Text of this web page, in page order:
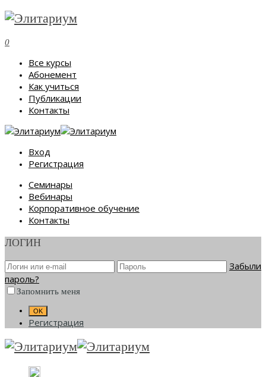
0
Все курсы
Абонемент
Как учиться
Публикации
Контакты
Вход
Регистрация
Семинары
Вебинары
Корпоративное обучение
Контакты
ЛОГИН
Забыли
пароль?
Запомнить меня
Регистрация